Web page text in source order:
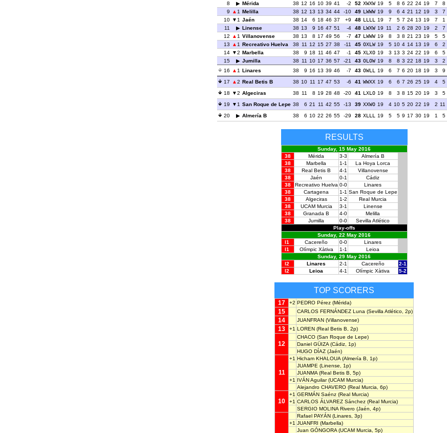
8
Mérida 38 12 16 10 39 41 -2 52 XWXW 19 5 8 6 22 24 19 7 8
9
1 Melilla 38 12 13 13 34 44 -10 49 LWWW 19 9 6 4 21 12 19 3 7
10
1 Jaén 38 14 6 18 46 37 +9 48 LLLL 19 7 5 7 24 13 19 7 1
11
Linense 38 13 9 16 47 51 -4 48 LWXW 19 11 2 6 28 20 19 2 7
12
1 Villanovense 38 13 8 17 49 56 -7 47 LWWW 19 8 3 8 21 23 19 5 5
13
1 Recreativo Huelva 38 11 12 15 27 38 -11 45 OXLW 19 5 10 4 14 13 19 6 2
14
2 Marbella 38 9 18 11 46 47 -1 45 XLXO 19 3 13 3 24 22 19 6 5
15
Jumilla 38 11 10 17 36 57 -21 43 OLOW 19 8 8 3 22 18 19 3 2
16
1 Linares 38 9 16 13 39 46 -7 43 OWLL 19 6 7 6 20 18 19 3 9
17
2 Real Betis B 38 10 11 17 47 53 -6 41 WWXX 19 6 6 7 26 25 19 4 5
18
2 Algeciras 38 11 8 19 28 48 -20 41 LXLO 19 8 3 8 15 20 19 3 5
19
1 San Roque de Lepe 38 6 21 11 42 55 -13 39 XXWO 19 4 10 5 20 22 19 2 11
20
Almería B 38 6 10 22 26 55 -29 28 XLLL 19 5 5 9 17 30 19 1 5
RESULTS
Sunday, 15 May 2016
38
Mérida 3-3
Almería B
38
Marbella 1-1
La Hoya Lorca
38
Real Betis B 4-1
Villanovense
38
Jaén 0-1
Cádiz
38
Recreativo Huelva 0-0
Linares
38
Cartagena 1-1 San Roque de Lepe
38
Algeciras 1-2
Real Murcia
38
UCAM Murcia 3-1
Linense
38
Granada B 4-0
Melilla
38
Jumilla 0-0
Sevilla Atlético
Play-offs
Sunday, 22 May 2016
l1
Cacereño 0-0
Linares
l1
Olímpic Xàtiva 1-1
Leioa
Sunday, 29 May 2016
l2
Linares 2-1 Cacereño
2-1
l2
Leioa 4-1 Olímpic Xàtiva 5-2
TOP SCORERS
17 +2 PEDRO Pérez (Mérida)
15 CARLOS FERNÁNDEZ Luna (Sevilla Atlético, 2p)
14 JUANFRAN (Villanovense)
13 +1 LOREN (Real Betis B, 2p)
12
CHACO (San Roque de Lepe)
Daniel GÜIZA (Cádiz, 1p)
HUGO DÍAZ (Jaén)
11
+1 Hicham KHALOUA (Almería B, 1p)
JUAMPE (Linense, 1p)
JUANMA (Real Betis B, 5p)
+1 IVÁN Aguilar(UCAM Murcia)
Alejandro CHAVERO (Real Murcia, 6p)
10
+1 GERMÁN Saénz (Real Murcia)
+1 CARLOS ÁLVAREZ Sánchez (Real Murcia)
SERGIO MOLINA Rivero (Jaén, 4p)
Rafael PAYÁN (Linares, 3p)
+1 JUANFRI (Marbella)
Juan GÓNGORA (UCAM Murcia, 5p)